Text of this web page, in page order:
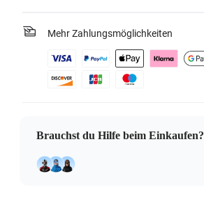
Mehr Zahlungsmöglichkeiten
Brauchst du Hilfe beim Einkaufen?